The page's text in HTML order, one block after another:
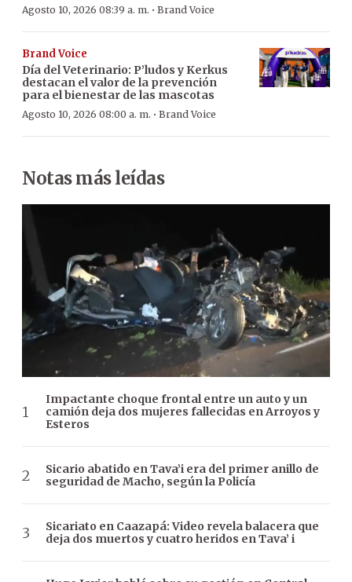
Agosto 10, 2026 08:39 a. m. · Brand Voice
Brand Voice
Día del Veterinario: P’ludos y Kerkus
destacan el valor de la prevención
para el bienestar de las mascotas
Agosto 10, 2026 08:00 a. m. · Brand Voice
Notas más leídas
Impactante choque frontal entre un auto y un
camión deja dos mujeres fallecidas en Arroyos y
Esteros
Sicario abatido en Tava’i era del primer anillo de
seguridad de Macho, según la Policía
Sicariato en Caazapá: Video revela balacera que
deja dos muertos y cuatro heridos en Tava’ i